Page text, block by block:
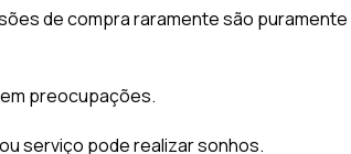
de compra raramente são puramente
preocupações.
serviço pode realizar sonhos.